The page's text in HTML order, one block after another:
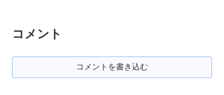
コメント
コメントを書き込む